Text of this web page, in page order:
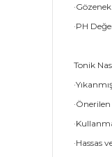
·PH
Tonik
·Hassas